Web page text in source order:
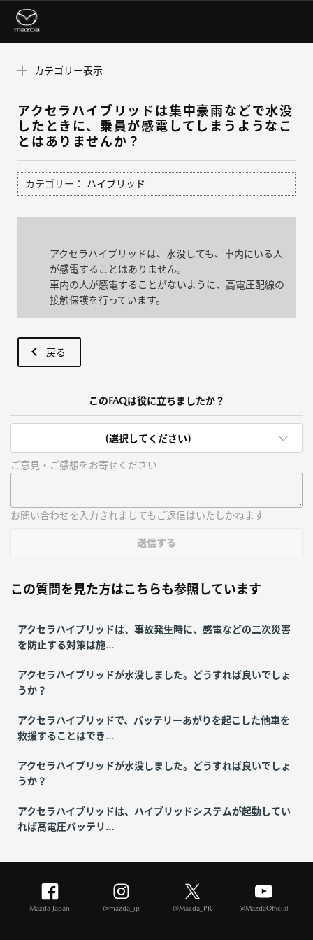
カテゴリー表示
アクセラハイブリッドは集中豪雨などで水没
したときに、乗員が感電してしまうようなこ
とはありませんか？
カテゴリー： ハイブリッド
アクセラハイブリッドは、水没しても、車内にいる人
が感電することはありません。
車内の人が感電することがないように、高電圧配線の
接触保護を行っています。
戻る
このFAQは役に立ちましたか？
(選択してください)
ご意見・ご感想をお寄せください
お問い合わせを入力されましてもご返信はいたしかねます
送信する
この質問を見た方はこちらも参照しています
アクセラハイブリッドは、事故発生時に、感電などの二次災害
を防止する対策は施...
アクセラハイブリッドが水没しました。どうすれば良いでしょ
うか？
アクセラハイブリッドで、バッテリーあがりを起こした他車を
救援することはでき...
アクセラハイブリッドが水没しました。どうすれば良いでしょ
うか？
アクセラハイブリッドは、ハイブリッドシステムが起動してい
れば高電圧バッテリ...
Mazda Japan @mazda_jp @Mazda_PR @MazdaOfficial